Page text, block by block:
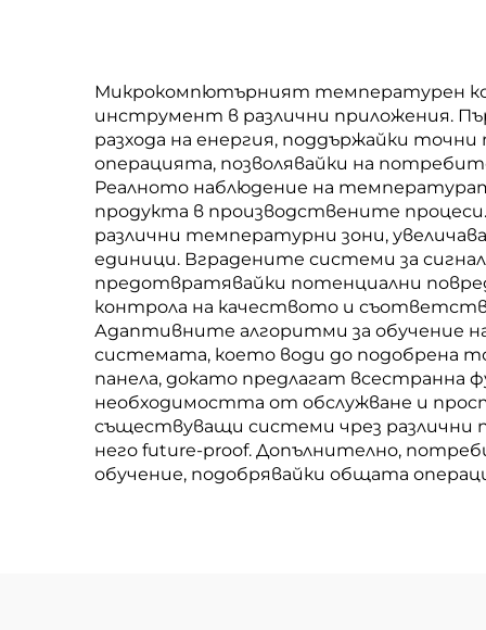
Микрокомпютърният температурен
инструмент в различни приложения.
разхода на енергия, поддържайки
операцията, позволявайки на
Реалното наблюдение на
продукта в производствените
различни температурни зони,
единици. Вградените системи за
предотвратявайки потенциални
контрола на качеството и
Адаптивните алгоритми за обучение
системата, което води до подобрена
панела, докато предлагат
необходимостта от обслужване и
съществуващи системи чрез различни
него future-proof. Допълнително,
обучение, подобрявайки общата